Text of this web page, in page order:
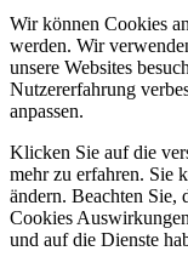
Wir können Cookies
werden. Wir
unsere Websites
Nutzererfahrung
anpassen.
Klicken Sie auf die
mehr zu erfahren. Sie
ändern. Beachten Sie,
Cookies
und auf die Dienste